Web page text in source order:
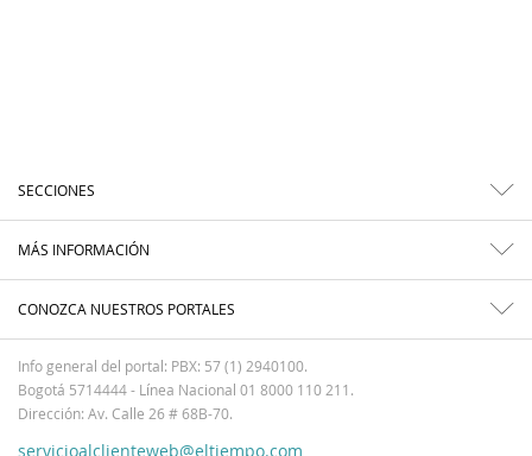
SECCIONES
MÁS INFORMACIÓN
CONOZCA NUESTROS PORTALES
Info general del portal: PBX: 57 (1) 2940100.
Bogotá 5714444 - Línea Nacional 01 8000 110 211.
Dirección: Av. Calle 26 # 68B-70.
servicioalclienteweb@eltiempo.com